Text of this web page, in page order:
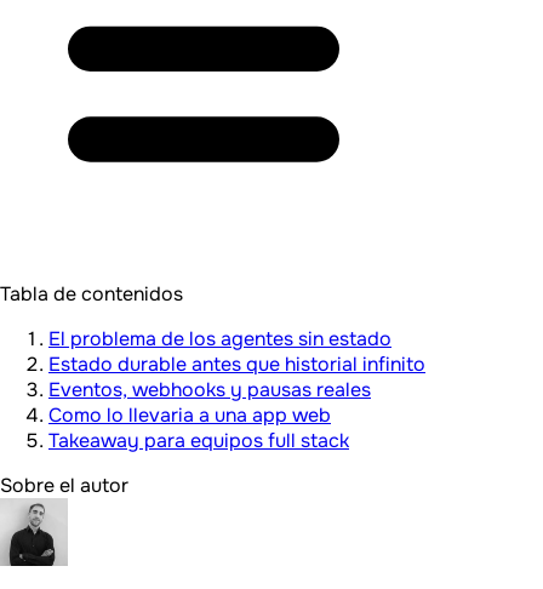
Tabla de contenidos
El problema de los agentes sin estado
Estado durable antes que historial infinito
Eventos, webhooks y pausas reales
Como lo llevaria a una app web
Takeaway para equipos full stack
Sobre el autor